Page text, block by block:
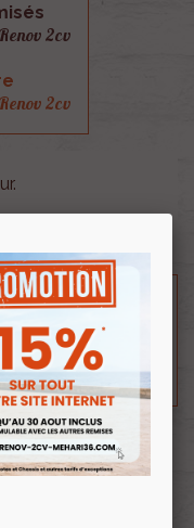
Renov 2cv
Renov 2cv
sur le produit
service
mail à
.